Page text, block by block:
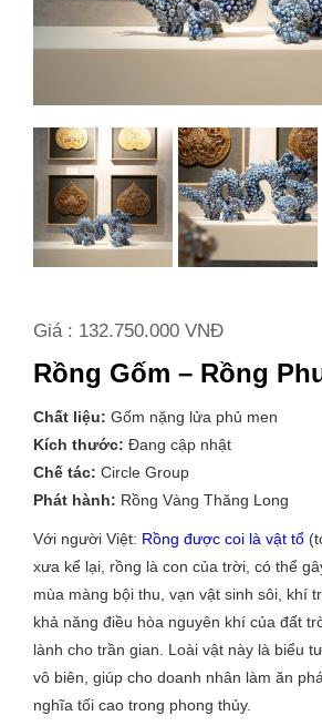
Giá : 132.750.000 VNĐ
Rồng Gốm – Rồng
Chất liệu: Gốm nặng lửa phủ men
Kích thước: Đang cập nhật
Chế tác: Circle Group
Phát hành: Rồng Vàng Thăng Long
Với người Việt: Rồng được coi là vật tổ
xưa kể lại, rồng là con của trời, có thể
mùa màng bội thu, vạn vật sinh sôi, khí
khả năng điều hòa nguyên khí của đất
lành cho trần gian. Loài vật này là biểu
vô biên, giúp cho doanh nhân làm ăn
nghĩa tối cao trong phong thủy.